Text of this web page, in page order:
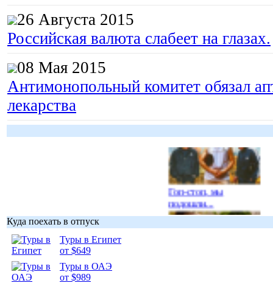
26 Августа 2015
Российская валюта слабеет на глазах.
08 Мая 2015
Антимонопольный комитет обязал
лекарства
Гоп-стоп, мы
подошли...
Куда поехать в отпуск
Туры в Египет
от $649
Туры в ОАЭ
от $989